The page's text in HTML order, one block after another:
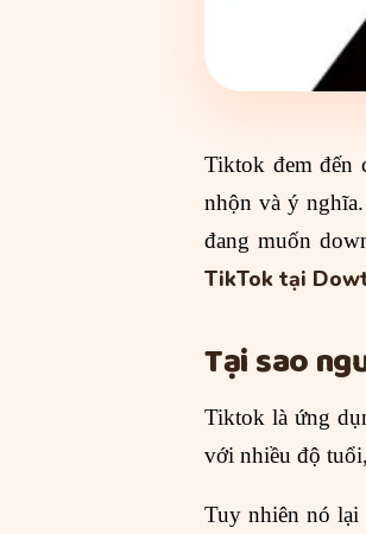
Tiktok đem đến
nhộn và ý
đang muốn
TikTok tại
Tại sao
Tiktok là ứng
với nhiều độ
Tuy nhiên nó lại